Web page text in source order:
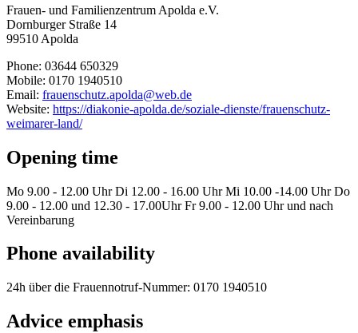
Frauen- und Familienzentrum Apolda e.V.
Dornburger Straße 14
99510 Apolda
Phone: 03644 650329
Mobile: 0170 1940510
Email: frauenschutz.apolda@web.de
Website: https://diakonie-apolda.de/soziale-dienste/frauenschutz-
weimarer-land/
Opening time
Mo 9.00 - 12.00 Uhr Di 12.00 - 16.00 Uhr Mi 10.00 -14.00 Uhr Do
9.00 - 12.00 und 12.30 - 17.00Uhr Fr 9.00 - 12.00 Uhr und nach
Vereinbarung
Phone availability
24h über die Frauennotruf-Nummer: 0170 1940510
Advice emphasis